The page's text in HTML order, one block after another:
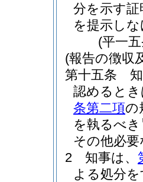
分を示す
を提示し
(平一
(報告の徴収
第十五条
認めると
条第二項の
を執るべ
その他必
2
知事は、
よる処分